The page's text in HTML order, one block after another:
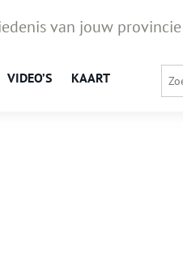
van jouw provincie
VIDEO’S KAART